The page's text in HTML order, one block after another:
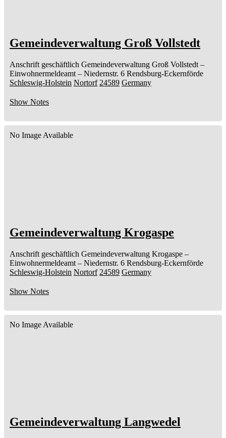
Gemeindeverwaltung Groß Vollstedt
Anschrift geschäftlich Gemeindeverwaltung Groß Vollstedt –
Einwohnermeldeamt – Niedernstr. 6 Rendsburg-Eckernförde
Schleswig-Holstein Nortorf 24589 Germany
Show Notes
No Image Available
Gemeindeverwaltung Krogaspe
Anschrift geschäftlich Gemeindeverwaltung Krogaspe –
Einwohnermeldeamt – Niedernstr. 6 Rendsburg-Eckernförde
Schleswig-Holstein Nortorf 24589 Germany
Show Notes
No Image Available
Gemeindeverwaltung Langwedel